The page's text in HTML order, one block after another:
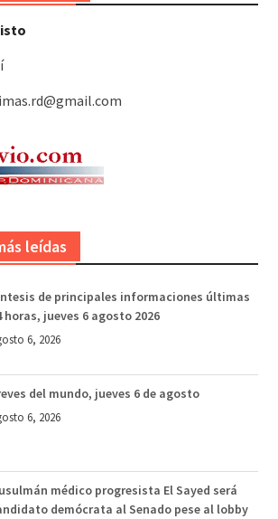
leídas
de principales informaciones últimas
horas, jueves 6 agosto 2026
6, 2026
del mundo, jueves 6 de agosto
6, 2026
médico progresista El Sayed será
demócrata al Senado pese al lobby